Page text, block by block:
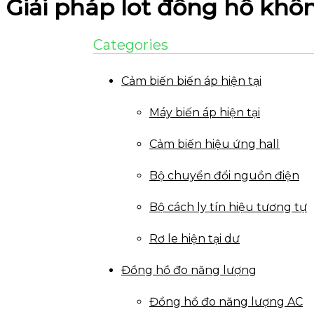
Giải pháp Iot đồng hồ
Categories
Cảm biến biến áp hiện tại
Máy biến áp hiện tại
Cảm biến hiệu ứng hall
Bộ chuyển đổi nguồn điện
Bộ cách ly tín hiệu tương tự
Rơ le hiện tại dư
Đồng hồ đo năng lượng
Đồng hồ đo năng lượng AC